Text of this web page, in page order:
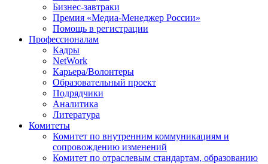
Бизнес-завтраки
Премия «Медиа-Менеджер России»
Помощь в регистрации
Профессионалам
Кадры
NetWork
Карьера/Волонтеры
Образовательный проект
Подрядчики
Аналитика
Литература
Комитеты
Комитет по внутренним коммуникациям и
сопровождению изменений
Комитет по отраслевым стандартам, образованию